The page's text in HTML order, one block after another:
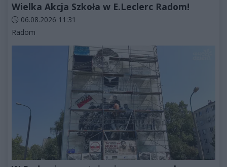
Wielka Akcja Szkoła w E.Leclerc Radom!
Data dodania artykułu:
06.08.2026 11:31
Kategorie artykułu:
Radom